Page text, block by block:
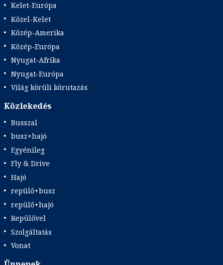
Kelet-Európa
Közel-Kelet
Közép-Amerika
Közép-Európa
Nyugat-Afrika
Nyugat-Európa
Világ körüli körutazás
Közlekedés
Busszal
busz+hajó
Egyénileg
Fly & Drive
Hajó
repülő+busz
repülő+hajó
Repülővel
Szolgáltatás
Vonat